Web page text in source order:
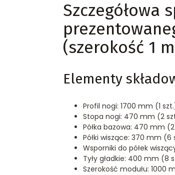
Szczegółowa
(szerokość 1
Elementy
Profil nogi: 1700 mm (1
Stopa nogi: 470 mm (2
Półka bazowa: 470 mm
Półki wiszące: 370 mm (6
Wsporniki do półek
Tyły gładkie: 400 mm (8
Szerokość modułu: 1000